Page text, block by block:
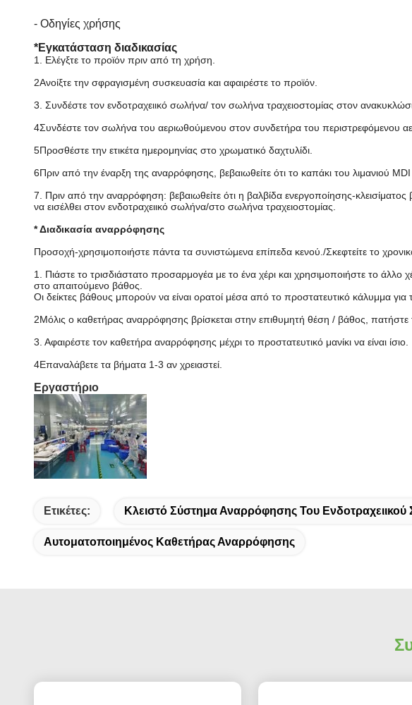
- Οδηγίες χρήσης
*Εγκατάσταση διαδικασίας
1. Ελέγξτε το προϊόν πριν από τη χρήση.
2Ανοίξτε την σφραγισμένη συσκευασία και αφαιρέστε το προϊόν.
3. Συνδέστε τον ενδοτραχειικό σωλήνα/ τον σωλήνα τραχειοστομίας στον
4Συνδέστε τον σωλήνα του αεριωθούμενου στον συνδετήρα του περιστρεφόμενου
5Προσθέστε την ετικέτα ημερομηνίας στο χρωματικό δαχτυλίδι.
6Πριν από την έναρξη της αναρρόφησης, βεβαιωθείτε ότι το καπάκι του λιμανιού MDI
7. Πριν από την αναρρόφηση: βεβαιωθείτε ότι η βαλβίδα ενεργοποίησης-
να εισέλθει στον ενδοτραχειικό σωλήνα/στο σωλήνα τραχειοστομίας.
* Διαδικασία αναρρόφησης
Προσοχή-χρησιμοποιήστε πάντα τα συνιστώμενα επίπεδα κενού./Σκεφτείτε το
1. Πιάστε το τρισδιάστατο προσαρμογέα με το ένα χέρι και χρησιμοποιήστε το
στο απαιτούμενο βάθος.
Οι δείκτες βάθους μπορούν να είναι ορατοί μέσα από το προστατευτικό κάλυμμα
2Μόλις ο καθετήρας αναρρόφησης βρίσκεται στην επιθυμητή θέση / βάθος, πατήστε
3. Αφαιρέστε τον καθετήρα αναρρόφησης μέχρι το προστατευτικό μανίκι να είναι ίσιο.
4Επαναλάβετε τα βήματα 1-3 αν χρειαστεί.
Εργαστήριο
Ετικέτες: Κλειστό Σύστημα Αναρρόφησης Του
Αυτοματοποιημένος Καθετήρας Αναρρόφησης